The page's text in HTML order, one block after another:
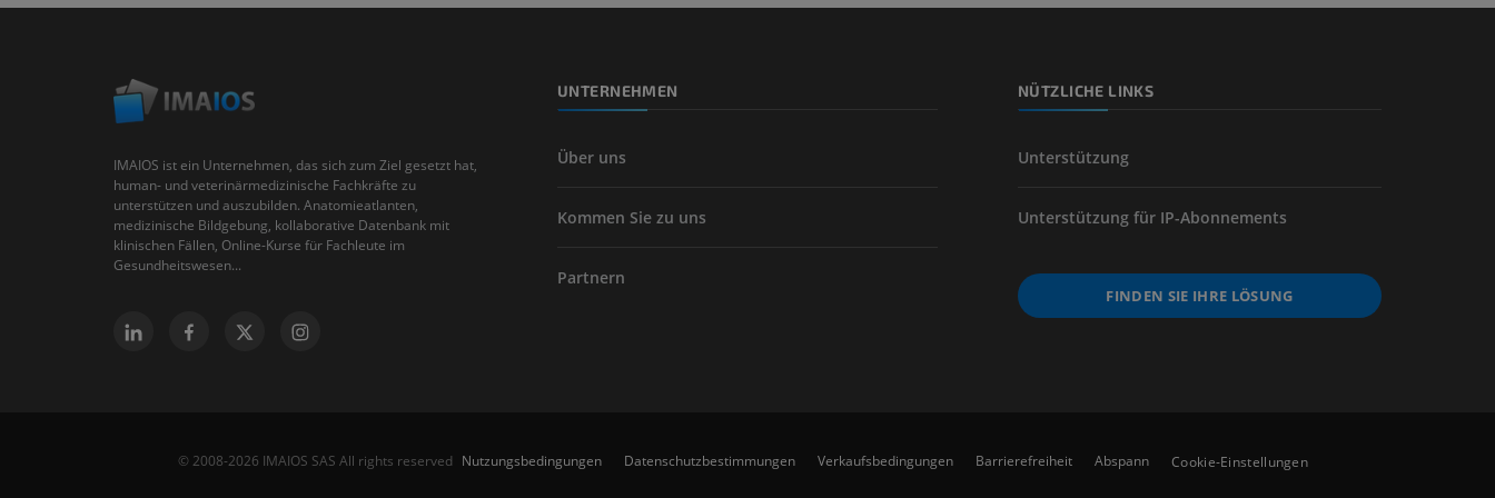
CT
Arteriografie der unteren
IMAIOS ist ein Unternehmen, das sich zum Ziel gesetzt hat,
human- und veterinärmedizinische Fachkräfte zu
unterstützen und auszubilden. Anatomieatlanten,
medizinische Bildgebung, kollaborative Datenbank mit
klinischen Fällen, Online-Kurse für Fachleute im
Gesundheitswesen...
UNTERNEHMEN
Über uns
Kommen Sie zu uns
Partnern
NÜTZLICHE LINKS
Unterstützung
Unterstützung für IP-Abonnements
FINDEN SIE IHRE LÖSUNG
© 2008-2026 IMAIOS SAS All rights reserved Nutzungsbedingungen Datenschutzbestimmungen Verkaufsbedingungen Barrierefreiheit Abspann Cookie-Einstellungen